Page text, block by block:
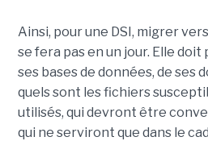
Ainsi, pour une DSI, migrer
se fera pas en un jour. Elle
ses bases de données, de ses
quels sont les fichiers
utilisés, qui devront être
qui ne serviront que dans le